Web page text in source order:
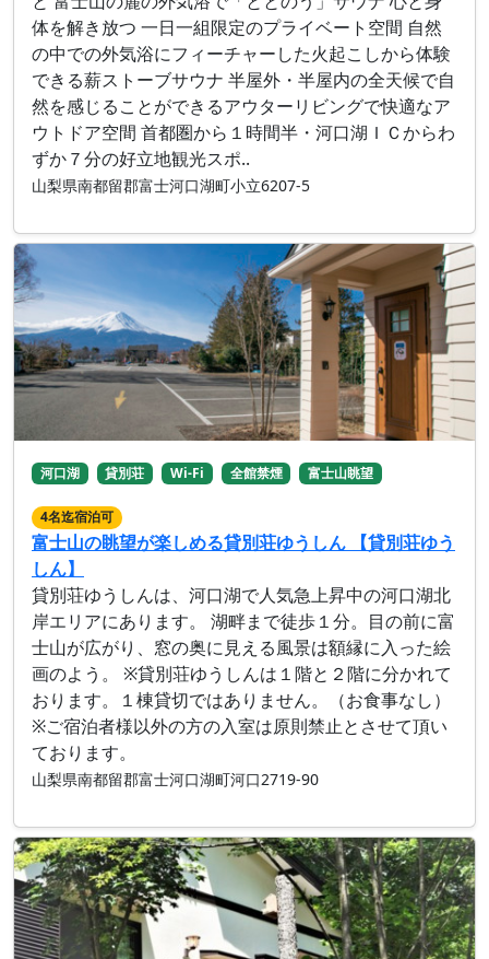
体を解き放つ 一日一組限定のプライベート空間 自然
の中での外気浴にフィーチャーした火起こしから体験
できる薪ストーブサウナ 半屋外・半屋内の全天候で自
然を感じることができるアウターリビングで快適なア
ウトドア空間 首都圏から１時間半・河口湖ＩＣからわ
ずか７分の好立地観光スポ..
山梨県南都留郡富士河口湖町小立6207-5
河口湖 貸別荘 Wi-Fi 全館禁煙 富士山眺望
4名迄宿泊可
富士山の眺望が楽しめる貸別荘ゆうしん 【貸別荘ゆう
しん】
貸別荘ゆうしんは、河口湖で人気急上昇中の河口湖北
岸エリアにあります。 湖畔まで徒歩１分。目の前に富
士山が広がり、窓の奥に見える風景は額縁に入った絵
画のよう。 ※貸別荘ゆうしんは１階と２階に分かれて
おります。１棟貸切ではありません。（お食事なし）
※ご宿泊者様以外の方の入室は原則禁止とさせて頂い
ております。
山梨県南都留郡富士河口湖町河口2719-90